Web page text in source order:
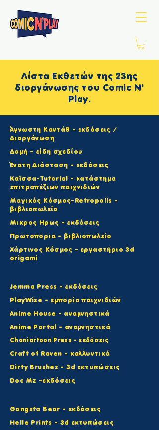
Λίστα Εκθετών της 23ης
διοργάνωσης του Comic N'
Play.
Άγνωστη Καντάθ - εκδόσεις /
Διοργάνωση
Δομή - είδη σχεδίου
Ένατη Διάσταση - εκδόσεις
Καϊσσα-Τutorial - κατάστημα
επιτραπέζιων παιχνιδιών
Mαγικός Κόσμος-Retropolis -
βιβλιοπωλείο
Μικρος Ηρως - εκδόσεις
Πρωτοπορια - βιβλιοπωλείο
Χάρτινος Κόσμος - εργαστήριο 3d
origami
Jemma Press - εκδόσεις
PlayWise - εμπορία παιχνιδιών
Anime House - αναμνηστικά
Anime Portal - αναμνηστικά
Chaniartoon Press - εκδόσεις
Craft of Raven - καλλυντικά
Dirty Brushes - 3d εκτυπώσεις
Doc Mz -εκδόσεις
Gangsta Bear - εκδόσεις
Helle Prints - 3d εκτυπώσεις